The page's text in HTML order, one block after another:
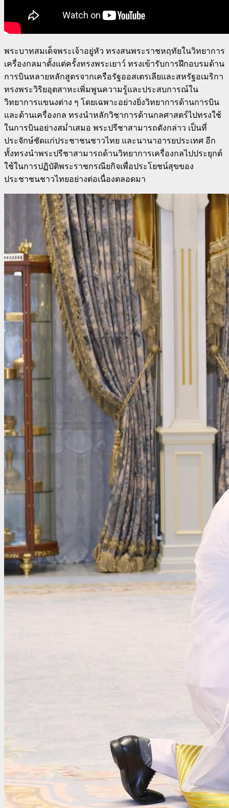
พระบาทสมเด็จพระเจ้าอยู่หัว ทรงสนพระราชหฤทัยในวิทยาการ
เครื่องกลมาตั้งแต่ครั้งทรงพระเยาว์ ทรงเข้ารับการฝึกอบรมด้าน
การบินหลายหลักสูตรจากเครือรัฐออสเตรเลียและสหรัฐอเมริกา
ทรงพระวิริยอุตสาหะเพิ่มพูนความรู้และประสบการณ์ใน
วิทยาการแขนงต่าง ๆ โดยเฉพาะอย่างยิ่งวิทยาการด้านการบิน
และด้านเครื่องกล ทรงนำหลักวิชาการด้านกลศาสตร์ไปทรงใช้
ในการบินอย่างสม่ำเสมอ พระปรีชาสามารถดังกล่าว เป็นที่
ประจักษ์ชัดแก่ประชาชนชาวไทย และนานาอารยประเทศ อีก
ทั้งทรงนำพระปรีชาสามารถด้านวิทยาการเครื่องกลไปประยุกต์
ใช้ในการปฏิบัติพระราชกรณียกิจเพื่อประโยชน์สุขของ
ประชาชนชาวไทยอย่างต่อเนื่องตลอดมา